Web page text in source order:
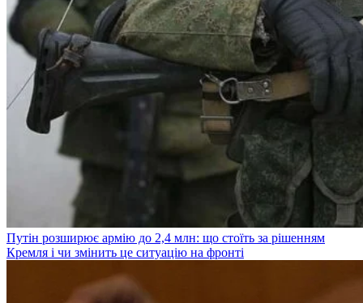
Путін розширює армію до 2,4 млн: що стоїть за рішенням
Кремля і чи змінить це ситуацію на фронті